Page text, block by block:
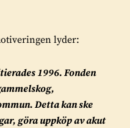
lyder:
1996. Fonden
Detta kan ske
göra uppköp av akut